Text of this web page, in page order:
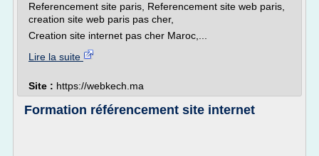
Referencement site paris, Referencement site web paris,
creation site web paris pas cher,
Creation site internet pas cher Maroc,...
Lire la suite
Site : https://webkech.ma
Formation référencement site internet